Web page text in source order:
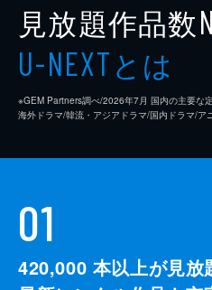
見放題作品数
U-NEXTとは
※GEM Partners調べ/2026年7⽉ 国内の主要な
海外ドラマ/韓流・アジアドラマ/国内ドラマ/ア
01
420,000 本以上が見放